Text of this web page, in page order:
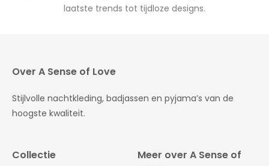
laatste trends tot tijdloze designs.
Over A Sense of Love
Stijlvolle nachtkleding, badjassen en pyjama’s van de
hoogste kwaliteit.
Collectie
Meer over A Sense of